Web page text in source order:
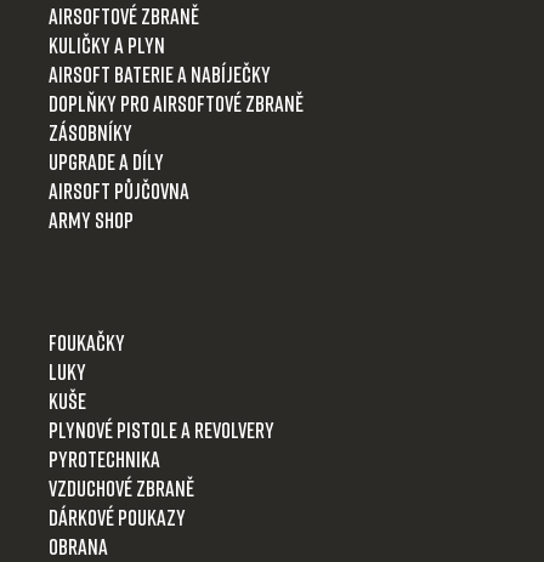
Airsoftové zbraně
Kuličky a plyn
Airsoft baterie a nabíječky
Doplňky pro airsoftové zbraně
Zásobníky
Upgrade a díly
Airsoft půjčovna
Army shop
Foukačky
Luky
Kuše
Plynové pistole a revolvery
Pyrotechnika
Vzduchové zbraně
Dárkové poukazy
Obrana